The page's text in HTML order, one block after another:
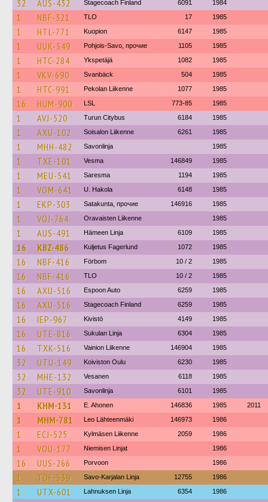
32 AUS-432 Stagecoach Finland 6091 1984
1 NBF-321 TLO 17 1985
1 HTL-771 Kuopion 6147 1985
1 UUK-549 Pohjois-Savo, прочие 1105 1985
1 HTC-284 Ykspetäjä 1082 1985
1 VKV-690 Svanbäck 504 1985
1 HTC-991 Pekolan Liikenne 1077 1985
16 HUM-900 LSL 773-85 1985
1 AVJ-520 Turun Citybus 6184 1985
1 AXU-102 Soisalon Liikenne 6261 1985
1 MHH-482 Savonlinja 1985
1 TXE-101 Vesma 146849 1985
1 MEU-541 Saresma 1194 1985
1 VOM-641 U. Hakola 6148 1985
1 EKP-303 Satakunta, прочие 146916 1985
1 VOJ-764 Oravaisten Liikenne 1985
1 AUS-491 Hämeen Linja 6109 1985
16 KBZ-486 Kuljetus Fagerlund 1072 1985
16 NBF-416 Förbom 10 / 2 1985
16 NBF-416 TLO 10 / 2 1985
16 AXU-516 Espoon Auto 6259 1985
16 AXU-516 Stagecoach Finland 6259 1985
16 IEP-967 Kivistö 4149 1985
16 UTE-816 Sukulan Linja 6304 1985
16 TXK-516 Vainion Liikenne 146904 1985
32 UTU-149 Koiviston Oulu 6230 1985
32 MHE-132 Vesanen 6118 1985
32 UTE-910 Savonlinja 6101 1985
1 KHM-131 E. Ahonen 146836 1985 2011
1 MHM-781 Leo Lähteenmäki 146973 1986
1 ECJ-525 Kylmäsen Liikenne 2059 1986
1 VOU-177 Niemisen Linjat 1986
16 UUS-266 Porvoon 1986
1 TOF-539 Savo-Karjalan Linja 12755 1986
1 UTX-601 Lahnuksen Linja 6354 1986